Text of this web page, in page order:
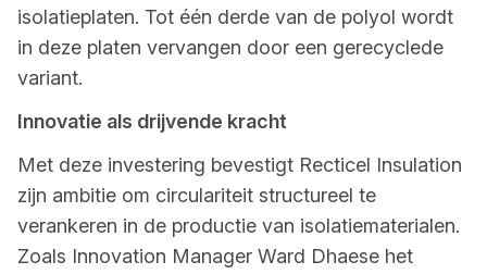
isolatieplaten. Tot één derde van de polyol wordt
in deze platen vervangen door een gerecyclede
variant.
Innovatie als drijvende kracht
Met deze investering bevestigt Recticel Insulation
zijn ambitie om circulariteit structureel te
verankeren in de productie van isolatiematerialen.
Zoals Innovation Manager Ward Dhaese het